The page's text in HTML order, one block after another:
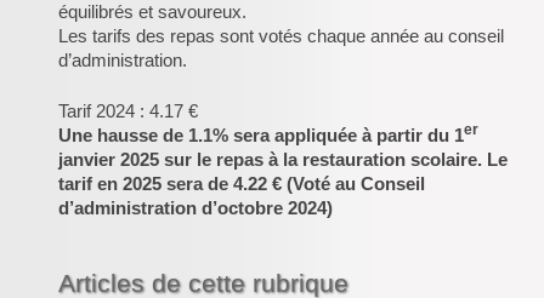
Inforizon
Esidoc
Arena Grenoble
équilibrés et savoureux.
Les tarifs des repas sont votés chaque année au conseil
d’administration.
Tarif 2024 : 4.17 €
Une hausse de 1.1% sera appliquée à partir du 1er
janvier 2025 sur le repas à la restauration scolaire. Le
tarif en 2025 sera de 4.22 € (Voté au Conseil
d’administration d’octobre 2024)
Articles de cette rubrique